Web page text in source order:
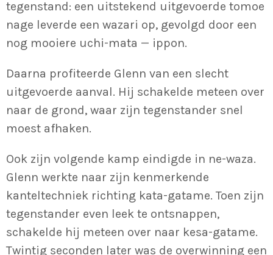
tegenstand: een uitstekend uitgevoerde tomoe
nage leverde een wazari op, gevolgd door een
nog mooiere uchi-mata — ippon.
Daarna profiteerde Glenn van een slecht
uitgevoerde aanval. Hij schakelde meteen over
naar de grond, waar zijn tegenstander snel
moest afhaken.
Ook zijn volgende kamp eindigde in ne-waza.
Glenn werkte naar zijn kenmerkende
kanteltechniek richting kata-gatame. Toen zijn
tegenstander even leek te ontsnappen,
schakelde hij meteen over naar kesa-gatame.
Twintig seconden later was de overwinning een